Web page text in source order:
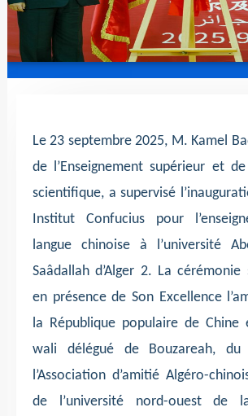
Le 23 septembre 2025, M. Kamel
de l’Enseignement supérieur et
scientifique, a supervisé
Institut Confucius pour
langue chinoise à l’université
Saâdallah d’Alger 2. La cérémonie
en présence de Son Excellence
la République populaire de Chine
wali délégué de Bouzareah, du
l’Association d’amitié Algéro-
de l’université nord-ouest de